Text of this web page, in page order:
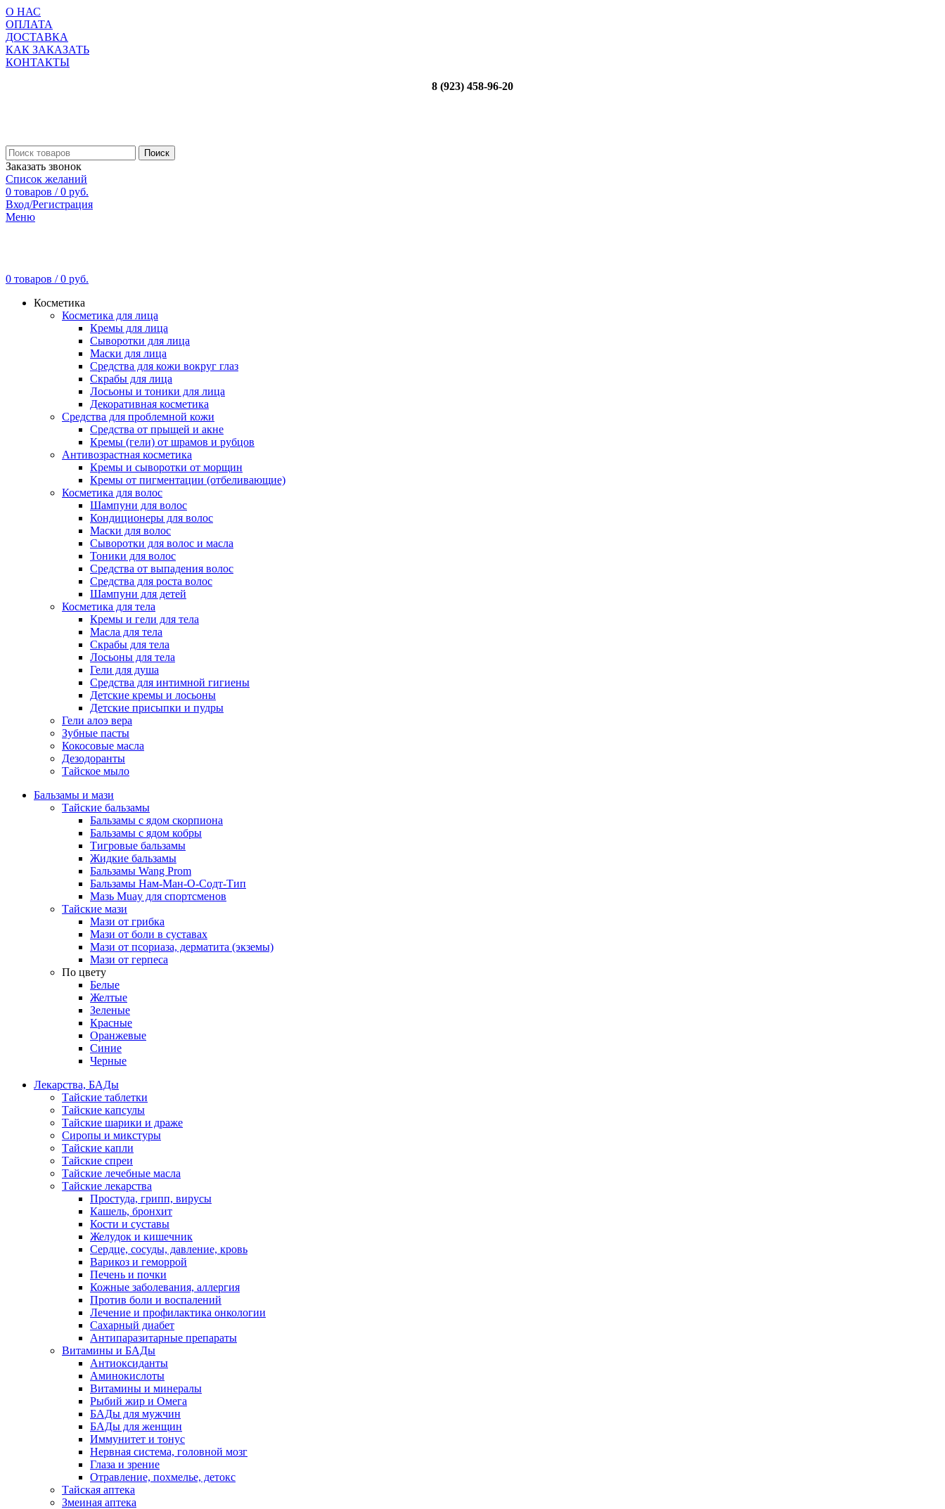
О НАС
ОПЛАТА
ДОСТАВКА
КАК ЗАКАЗАТЬ
КОНТАКТЫ
8 (923) 458-96-20
Поиск
Заказать звонок
Список желаний
0 товаров / 0 руб.
Вход/Регистрация
Меню
0 товаров / 0 руб.
Косметика
Косметика для лица
Кремы для лица
Сыворотки для лица
Маски для лица
Средства для кожи вокруг глаз
Скрабы для лица
Лосьоны и тоники для лица
Декоративная косметика
Средства для проблемной кожи
Средства от прыщей и акне
Кремы (гели) от шрамов и рубцов
Антивозрастная косметика
Кремы и сыворотки от морщин
Кремы от пигментации (отбеливающие)
Косметика для волос
Шампуни для волос
Кондиционеры для волос
Маски для волос
Сыворотки для волос и масла
Тоники для волос
Средства от выпадения волос
Средства для роста волос
Шампуни для детей
Косметика для тела
Кремы и гели для тела
Масла для тела
Скрабы для тела
Лосьоны для тела
Гели для душа
Средства для интимной гигиены
Детские кремы и лосьоны
Детские присыпки и пудры
Гели алоэ вера
Зубные пасты
Кокосовые масла
Дезодоранты
Тайское мыло
Бальзамы и мази
Тайские бальзамы
Бальзамы с ядом скорпиона
Бальзамы с ядом кобры
Тигровые бальзамы
Жидкие бальзамы
Бальзамы Wang Prom
Бальзамы Нам-Ман-О-Содт-Тип
Мазь Muay для спортсменов
Тайские мази
Мази от грибка
Мази от боли в суставах
Мази от псориаза, дерматита (экземы)
Мази от герпеса
По цвету
Белые
Желтые
Зеленые
Красные
Оранжевые
Синие
Черные
Лекарства, БАДы
Тайские таблетки
Тайские капсулы
Тайские шарики и драже
Сиропы и микстуры
Тайские капли
Тайские спреи
Тайские лечебные масла
Тайские лекарства
Простуда, грипп, вирусы
Кашель, бронхит
Кости и суставы
Желудок и кишечник
Сердце, сосуды, давление, кровь
Варикоз и геморрой
Печень и почки
Кожные заболевания, аллергия
Против боли и воспалений
Лечение и профилактика онкологии
Сахарный диабет
Антипаразитарные препараты
Витамины и БАДы
Антиоксиданты
Аминокислоты
Витамины и минералы
Рыбий жир и Омега
БАДы для мужчин
БАДы для женщин
Иммунитет и тонус
Нервная система, головной мозг
Глаза и зрение
Отравление, похмелье, детокс
Тайская аптека
Змеиная аптека